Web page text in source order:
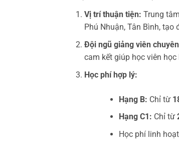
Vị trí thuận tiện: Trung
Phú Nhuận, Tân Bình,
Đội ngũ giảng viên
cam kết giúp học viên
Học phí hợp lý:
Hạng B: Chỉ từ
Hạng C1: Chỉ từ
Học phí linh